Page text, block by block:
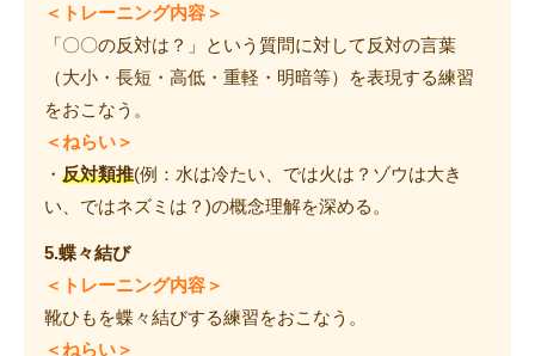
＜トレーニング内容＞
「〇〇の反対は？」という質問に対して反対の言葉
（大小・長短・高低・重軽・明暗等）を表現する練習
をおこなう。
＜ねらい＞
・ 反対類推(例：水は冷たい、では火は？ゾウは大き
い、ではネズミは？)の概念理解を深める。
5.蝶々結び
＜トレーニング内容＞
靴ひもを蝶々結びする練習をおこなう。
＜ねらい＞